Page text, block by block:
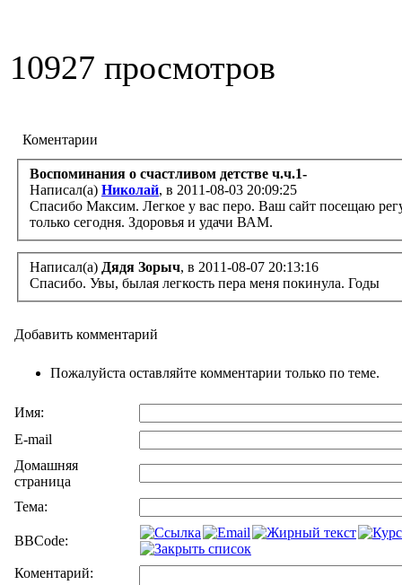
10927 просмотров
Коментарии
Воспоминания о счастливом детстве ч.ч.1-
Написал(а) Николай, в 2011-08-03 20:09:25
Спасибо Максим. Легкое у вас перо. Ваш сайт посещаю
только сегодня. Здоровья и удачи ВАМ.
Написал(а) Дядя Зорыч, в 2011-08-07 20:13:16
Спасибо. Увы, былая легкость пера меня покинула. Годы
Добавить комментарий
Пожалуйста оставляйте комментарии только по теме.
Имя:
E-mail
Домашняя
страница
Тема:
BBCode:
Коментарий: